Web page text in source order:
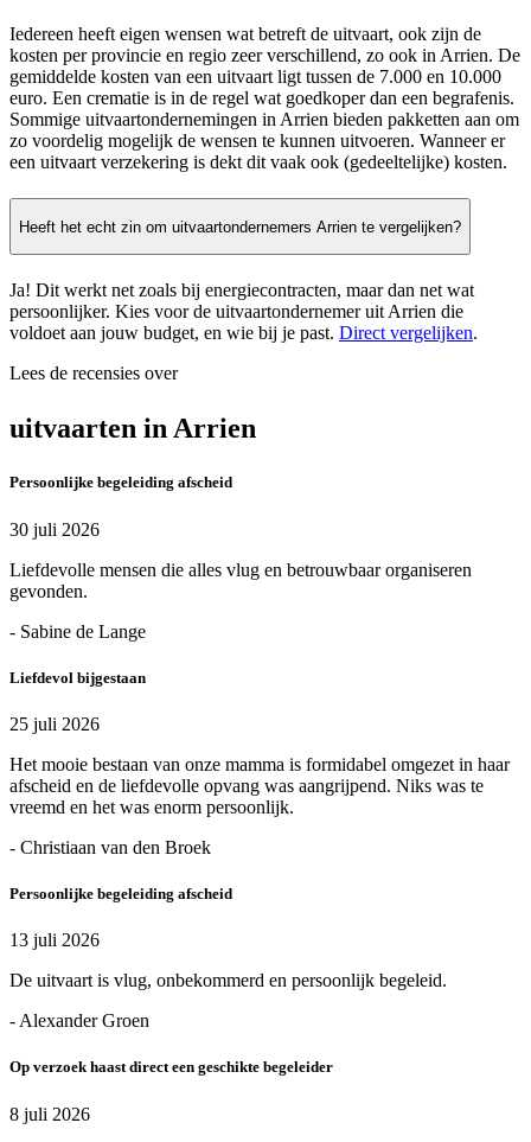
Iedereen heeft eigen wensen wat betreft de uitvaart, ook zijn de
kosten per provincie en regio zeer verschillend, zo ook in Arrien. De
gemiddelde kosten van een uitvaart ligt tussen de 7.000 en 10.000
euro. Een crematie is in de regel wat goedkoper dan een begrafenis.
Sommige uitvaartondernemingen in Arrien bieden pakketten aan om
zo voordelig mogelijk de wensen te kunnen uitvoeren. Wanneer er
een uitvaart verzekering is dekt dit vaak ook (gedeeltelijke) kosten.
Heeft het echt zin om uitvaartondernemers Arrien te vergelijken?
Ja! Dit werkt net zoals bij energiecontracten, maar dan net wat
persoonlijker. Kies voor de uitvaartondernemer uit Arrien die
voldoet aan jouw budget, en wie bij je past. Direct vergelijken.
Lees de recensies over
uitvaarten in Arrien
Persoonlijke begeleiding afscheid
30 juli 2026
Liefdevolle mensen die alles vlug en betrouwbaar organiseren
gevonden.
- Sabine de Lange
Liefdevol bijgestaan
25 juli 2026
Het mooie bestaan van onze mamma is formidabel omgezet in haar
afscheid en de liefdevolle opvang was aangrijpend. Niks was te
vreemd en het was enorm persoonlijk.
- Christiaan van den Broek
Persoonlijke begeleiding afscheid
13 juli 2026
De uitvaart is vlug, onbekommerd en persoonlijk begeleid.
- Alexander Groen
Op verzoek haast direct een geschikte begeleider
8 juli 2026